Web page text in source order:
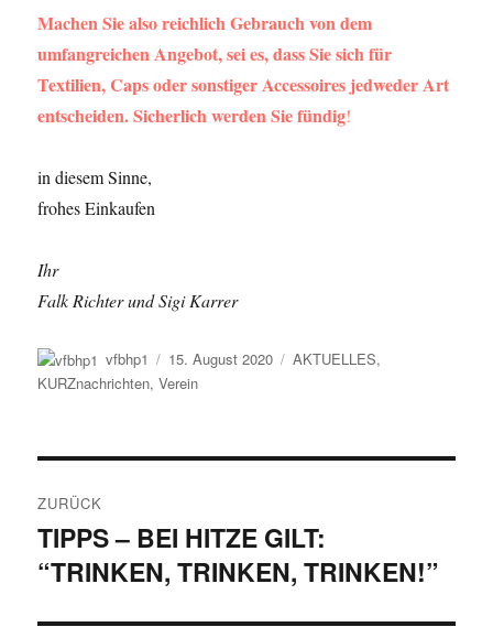
Machen Sie also reichlich Gebrauch von dem
umfangreichen Angebot, sei es, dass Sie sich für
Textilien, Caps oder sonstiger Accessoires jedweder Art
entscheiden. Sicherlich werden Sie fündig!
in diesem Sinne,
frohes Einkaufen
Ihr
Falk Richter und Sigi Karrer
Autor
vfbhp1
Veröffentlicht
am
15. August 2020 Kategorien
AKTUELLES,
KURZnachrichten,Verein
ZURÜCK
Vorheriger
Beitrag:
TIPPS – BEI HITZE GILT:
“TRINKEN, TRINKEN, TRINKEN!”